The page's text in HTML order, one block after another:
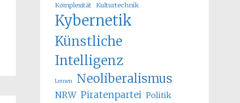
Komplexität Kulturtechnik
Kybernetik
Künstliche
Intelligenz
Lernen Neoliberalismus
NRW Piratenpartei Politik